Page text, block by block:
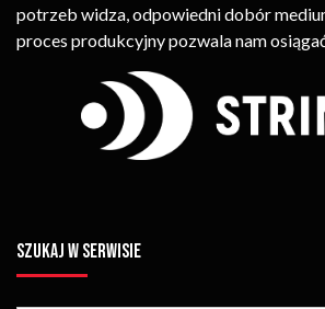
potrzeb widza, odpowiedni dobór
proces produkcyjny pozwala nam
SZUKAJ W SERWISIE